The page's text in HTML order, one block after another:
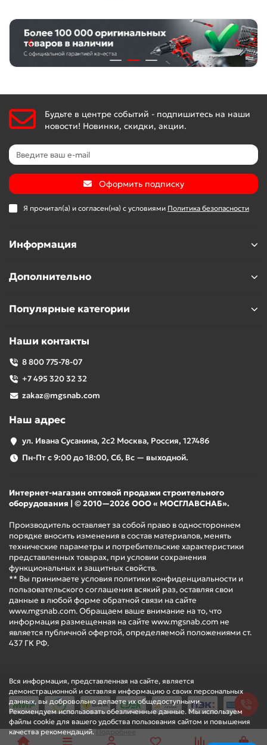
Вся информация, представленная на сайте, является
демонстрационной и оставляя информацию о своих персональных
данных, вы добровольно делаете их общедоступными.
Рекомендуем использовать обезличенные данные. Мы используем
файлы cookie для вашего удобства пользования сайтом и повышения
качества рекомендаций.Подробнее
Будьте в центре событий - подпишитесь на наши
новости! Новинки, скидки, акции.
Оформить подписку
Я прочитал(а) и согласен(на) с условиями Политика безопасности
Информация
Дополнительно
Популярные категории
Наши контакты
8 800 775-78-07
+7 495 320 32 32
zakaz@mgsnab.com
Наш адрес
ул. Ивана Сусанина, 2с2 Москва, Россия, 127486
Пн-Пт с 9:00 до 18:00, Сб, Вс — выходной.
Интернет-магазин оптовой продажи строительного
оборудования | © 2010—2026 ООО « МОСГЛАВСНАБ».
Производитель оставляет за собой право в одностороннем
порядке вносить изменения в состав материалов, менять
технические параметры и потребительские характеристики
представленных товарах, при условии сохранения
функциональных и защитных свойств.
** Вы принимаете условия политики конфиденциальности и
пользовательского соглашения всякий раз, оставляя свои
данные в любой форме обратной связи на сайте
www.mgsnab.com. Обращаем ваше внимание на то, что
информация размещенная на сайте www.mgsnab.com не
является публичной офертой, определяемой положениями ст.
437 ГК РФ.